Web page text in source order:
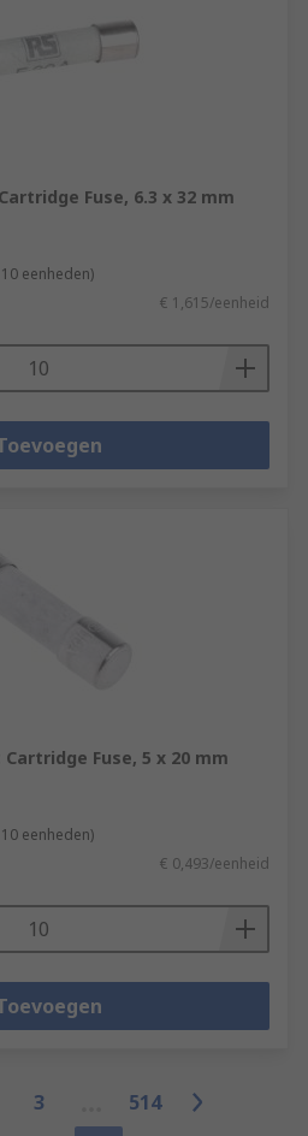
Fuse, 6.3 x 32 mm
eenheden)
€ 1,615/eenheid
Cartridge Fuse, 5 x 20 mm
eenheden)
€ 0,493/eenheid
3
514